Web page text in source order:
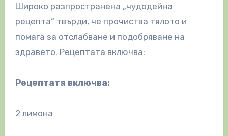
Широко разпространена „чудодейна
рецепта“ твърди, че прочиства тялото и
помага за отслабване и подобряване на
здравето. Рецептата включва:
Рецептата включва:
2 лимона